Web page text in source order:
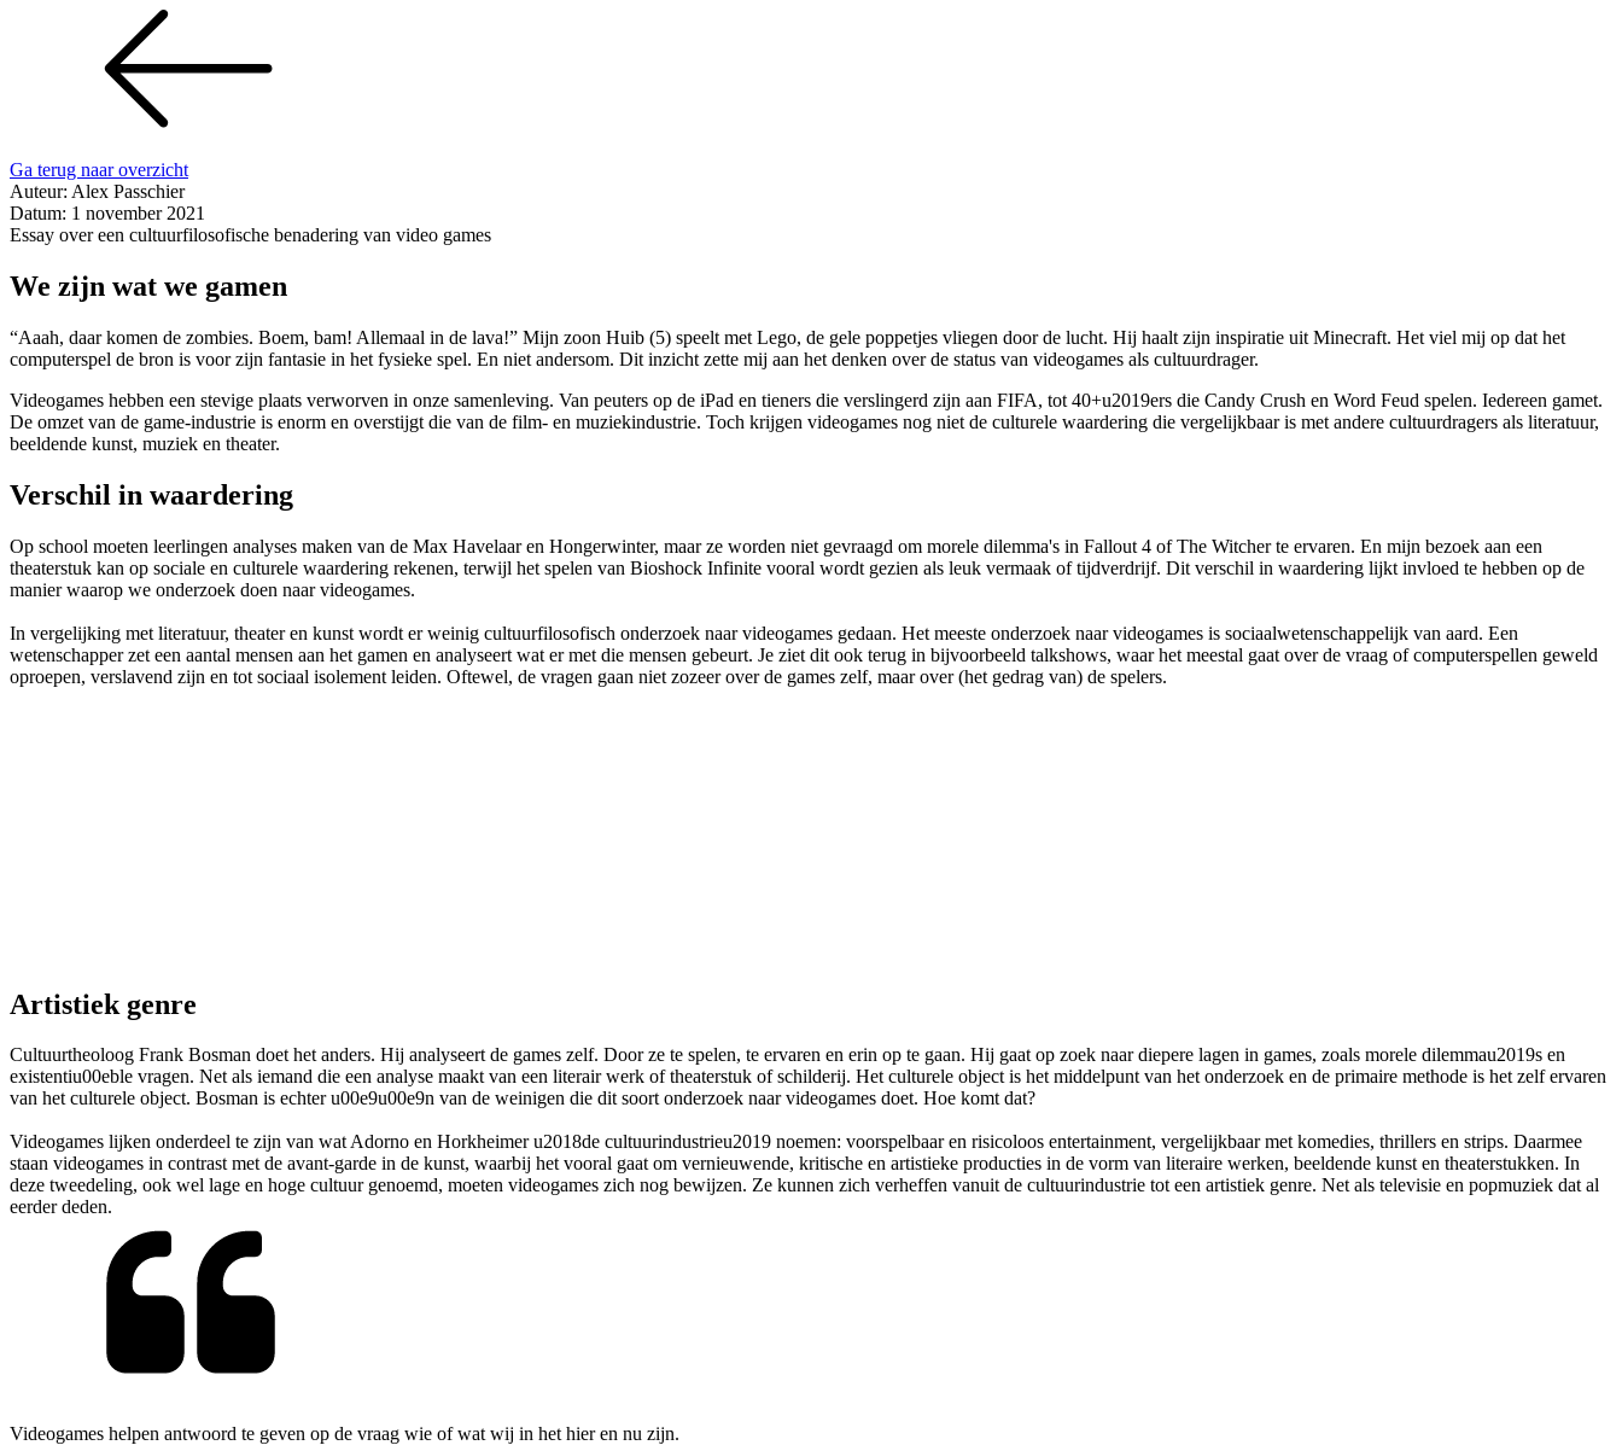
Ga terug naar overzicht
Auteur: Alex Passchier
Datum: 1 november 2021
Essay over een cultuurfilosofische benadering van video games
We zijn wat we gamen
“Aaah, daar komen de zombies. Boem, bam! Allemaal in de lava!” Mijn zoon Huib (5) speelt met Lego, de gele poppetjes vliegen door de lucht. Hij haalt zijn inspiratie uit Minecraft. Het viel mij op dat het
computerspel de bron is voor zijn fantasie in het fysieke spel. En niet andersom. Dit inzicht zette mij aan het denken over de status van videogames als cultuurdrager.
Videogames hebben een stevige plaats verworven in onze samenleving. Van peuters op de iPad en tieners die verslingerd zijn aan FIFA, tot 40+u2019ers die Candy Crush en Word Feud spelen. Iedereen gamet.
De omzet van de game-industrie is enorm en overstijgt die van de film- en muziekindustrie. Toch krijgen videogames nog niet de culturele waardering die vergelijkbaar is met andere cultuurdragers als literatuur,
beeldende kunst, muziek en theater.
Verschil in waardering
Op school moeten leerlingen analyses maken van de Max Havelaar en Hongerwinter, maar ze worden niet gevraagd om morele dilemma's in Fallout 4 of The Witcher te ervaren. En mijn bezoek aan een
theaterstuk kan op sociale en culturele waardering rekenen, terwijl het spelen van Bioshock Infinite vooral wordt gezien als leuk vermaak of tijdverdrijf. Dit verschil in waardering lijkt invloed te hebben op de
manier waarop we onderzoek doen naar videogames.
In vergelijking met literatuur, theater en kunst wordt er weinig cultuurfilosofisch onderzoek naar videogames gedaan. Het meeste onderzoek naar videogames is sociaalwetenschappelijk van aard. Een
wetenschapper zet een aantal mensen aan het gamen en analyseert wat er met die mensen gebeurt. Je ziet dit ook terug in bijvoorbeeld talkshows, waar het meestal gaat over de vraag of computerspellen geweld
oproepen, verslavend zijn en tot sociaal isolement leiden. Oftewel, de vragen gaan niet zozeer over de games zelf, maar over (het gedrag van) de spelers.
Artistiek genre
Cultuurtheoloog Frank Bosman doet het anders. Hij analyseert de games zelf. Door ze te spelen, te ervaren en erin op te gaan. Hij gaat op zoek naar diepere lagen in games, zoals morele dilemmau2019s en
existentiu00eble vragen. Net als iemand die een analyse maakt van een literair werk of theaterstuk of schilderij. Het culturele object is het middelpunt van het onderzoek en de primaire methode is het zelf ervaren
van het culturele object. Bosman is echter u00e9u00e9n van de weinigen die dit soort onderzoek naar videogames doet. Hoe komt dat?
Videogames lijken onderdeel te zijn van wat Adorno en Horkheimer u2018de cultuurindustrieu2019 noemen: voorspelbaar en risicoloos entertainment, vergelijkbaar met komedies, thrillers en strips. Daarmee
staan videogames in contrast met de avant-garde in de kunst, waarbij het vooral gaat om vernieuwende, kritische en artistieke producties in de vorm van literaire werken, beeldende kunst en theaterstukken. In
deze tweedeling, ook wel lage en hoge cultuur genoemd, moeten videogames zich nog bewijzen. Ze kunnen zich verheffen vanuit de cultuurindustrie tot een artistiek genre. Net als televisie en popmuziek dat al
eerder deden.
Videogames helpen antwoord te geven op de vraag wie of wat wij in het hier en nu zijn.